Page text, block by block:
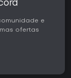
e
ofertas